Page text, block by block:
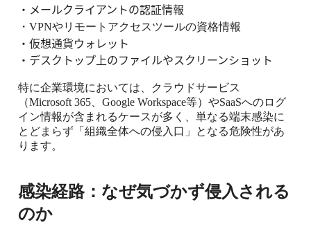
・ メールクライアントの認証情報
・ VPNやリモートアクセスツールの資格情報
・ 仮想通貨ウォレット
・ デスクトップ上のファイルやスクリーンショット
特に企業環境においては、クラウドサービス
（Microsoft 365 Google Workspace等）やSaaSへのログ
イン情報が含まれるケースが多く、単なる端末感染に
とどまらず「組織全体への侵入口」となる危険性があ
ります。
感染経路：なぜ気づかず侵入される
のか